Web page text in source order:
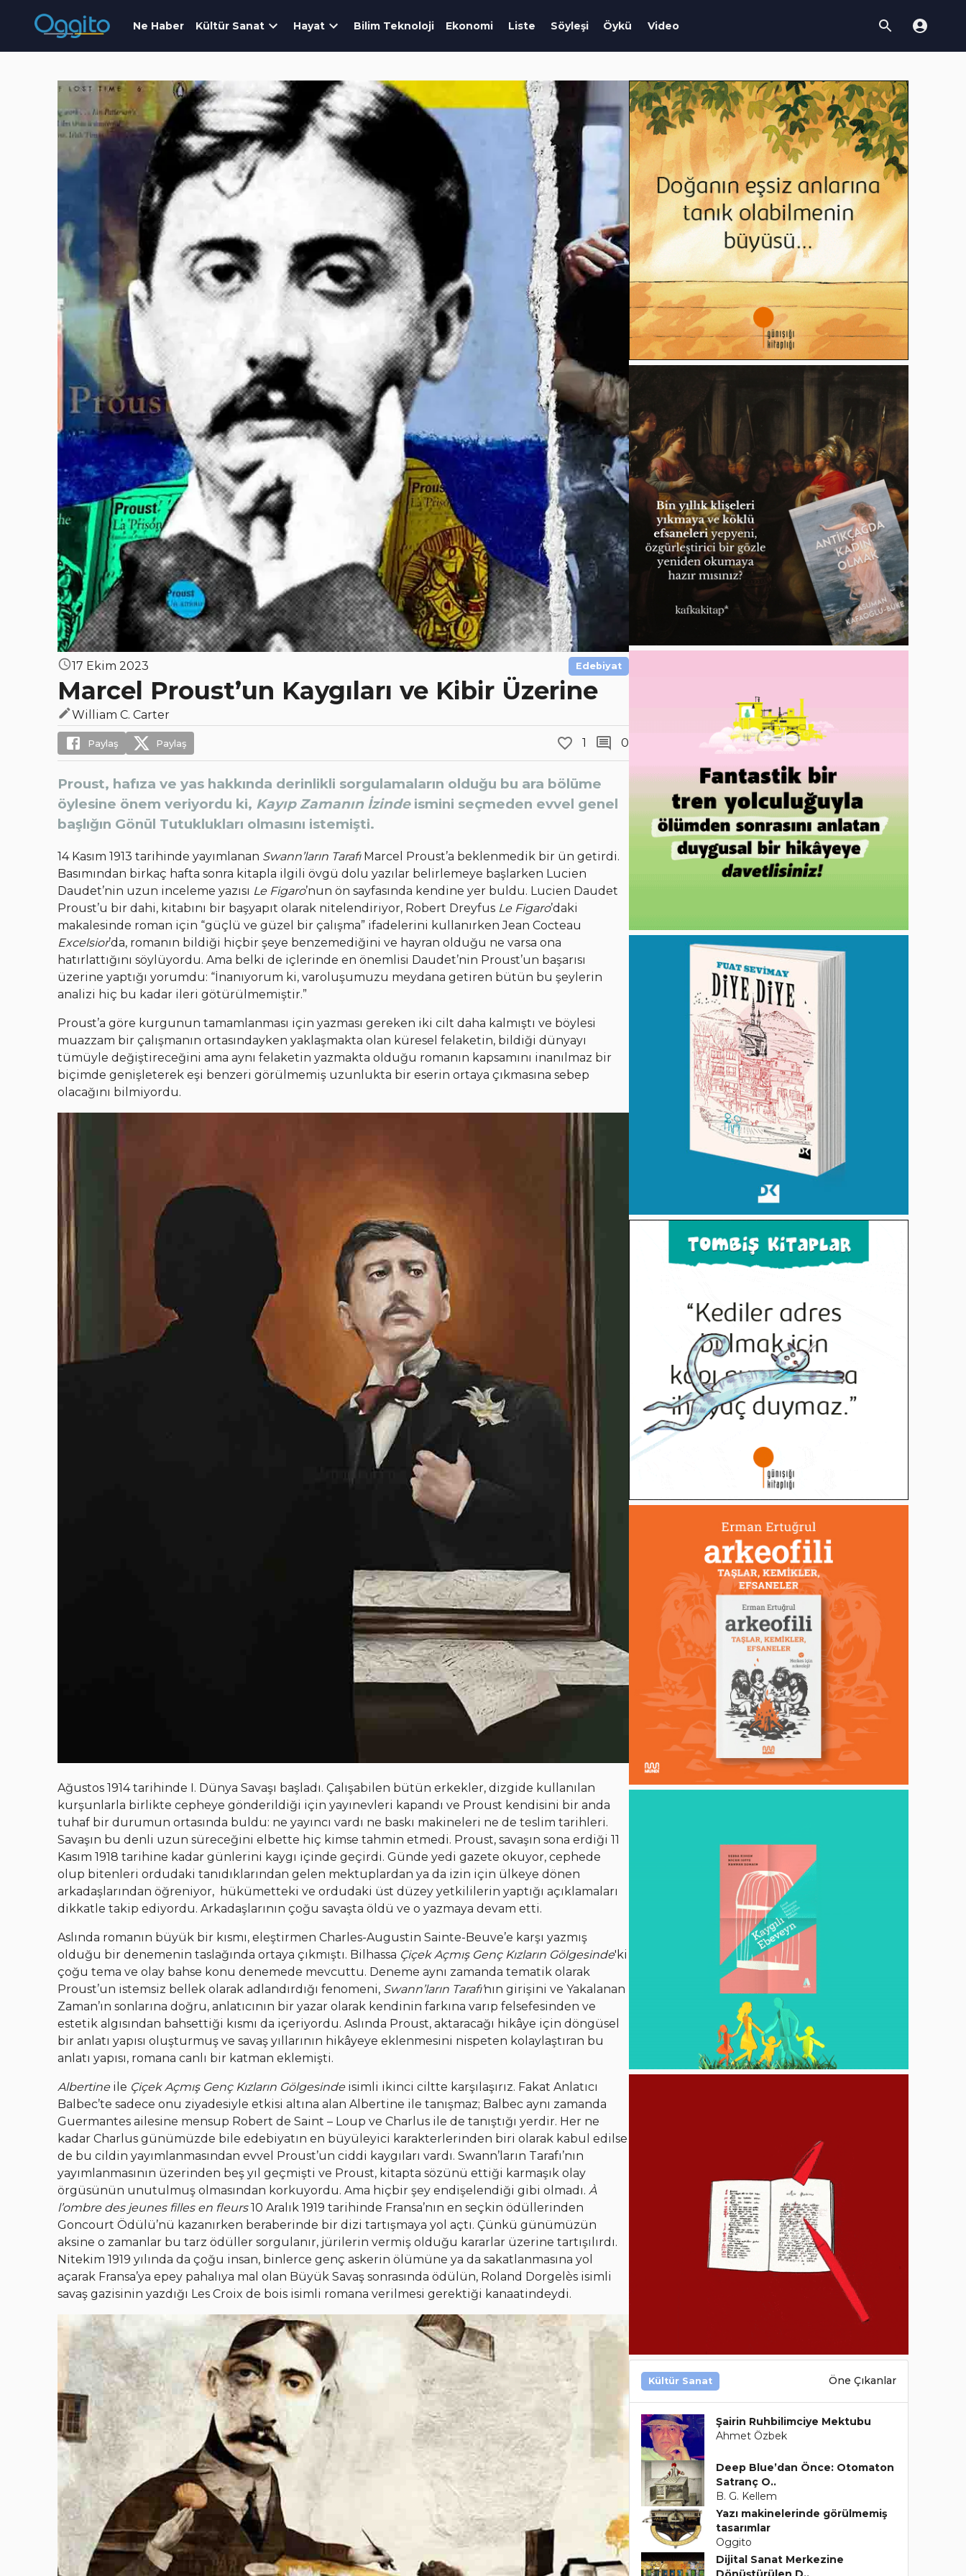
Ne Haber Kültür Sanat Hayat Bilim Teknoloji Ekonomi Liste Söyleşi Öykü Video
17 Ekim 2023 Edebiyat
Marcel Proust’un Kaygıları ve Kibir Üzerine
William C. Carter
Paylaş Paylaş 1 0
Proust, hafıza ve yas hakkında derinlikli sorgulamaların olduğu bu ara bölüme
öylesine önem veriyordu ki, Kayıp Zamanın İzindeismini seçmeden evvel genel
başlığın Gönül Tutuklukları olmasını istemişti.
14 Kasım 1913 tarihinde yayımlanan Swann’ların TarafıMarcel Proust’a beklenmedik bir ün getirdi.
Basımından birkaç hafta sonra kitapla ilgili övgü dolu yazılar belirlemeye başlarken Lucien
Daudet’nin uzun inceleme yazısı Le Figaro’nun ön sayfasında kendine yer buldu. Lucien Daudet
Proust’u bir dahi, kitabını bir başyapıt olarak nitelendiriyor, Robert Dreyfus Le Figaro’daki
makalesinde roman için “güçlü ve güzel bir çalışma” ifadelerini kullanırken Jean Cocteau
Excelsior’da, romanın bildiği hiçbir şeye benzemediğini ve hayran olduğu ne varsa ona
hatırlattığını söylüyordu. Ama belki de içlerinde en önemlisi Daudet’nin Proust’un başarısı
üzerine yaptığı yorumdu: “İnanıyorum ki, varoluşumuzu meydana getiren bütün bu şeylerin
analizi hiç bu kadar ileri götürülmemiştir.”
Proust’a göre kurgunun tamamlanması için yazması gereken iki cilt daha kalmıştı ve böylesi
muazzam bir çalışmanın ortasındayken yaklaşmakta olan küresel felaketin, bildiği dünyayı
tümüyle değiştireceğini ama aynı felaketin yazmakta olduğu romanın kapsamını inanılmaz bir
biçimde genişleterek eşi benzeri görülmemiş uzunlukta bir eserin ortaya çıkmasına sebep
olacağını bilmiyordu.
Ağustos 1914 tarihinde I. Dünya Savaşı başladı. Çalışabilen bütün erkekler, dizgide kullanılan
kurşunlarla birlikte cepheye gönderildiği için yayınevleri kapandı ve Proust kendisini bir anda
tuhaf bir durumun ortasında buldu: ne yayıncı vardı ne baskı makineleri ne de teslim tarihleri.
Savaşın bu denli uzun süreceğini elbette hiç kimse tahmin etmedi. Proust, savaşın sona erdiği 11
Kasım 1918 tarihine kadar günlerini kaygı içinde geçirdi. Günde yedi gazete okuyor, cephede
olup bitenleri ordudaki tanıdıklarından gelen mektuplardan ya da izin için ülkeye dönen
arkadaşlarından öğreniyor, hükümetteki ve ordudaki üst düzey yetkililerin yaptığı açıklamaları
dikkatle takip ediyordu. Arkadaşlarının çoğu savaşta öldü ve o yazmaya devam etti.
Aslında romanın büyük bir kısmı, eleştirmen Charles-Augustin Sainte-Beuve’e karşı yazmış
olduğu bir denemenin taslağında ortaya çıkmıştı. Bilhassa Çiçek Açmış Genç Kızların Gölgesinde'ki
çoğu tema ve olay bahse konu denemede mevcuttu. Deneme aynı zamanda tematik olarak
Proust’un istemsiz bellek olarak adlandırdığı fenomeni, Swann’ların Tarafı’nın girişini ve Yakalanan
Zaman’ın sonlarına doğru, anlatıcının bir yazar olarak kendinin farkına varıp felsefesinden ve
estetik algısından bahsettiği kısmı da içeriyordu. Aslında Proust, aktaracağı hikâye için döngüsel
bir anlatı yapısı oluşturmuş ve savaş yıllarının hikâyeye eklenmesini nispeten kolaylaştıran bu
anlatı yapısı, romana canlı bir katman eklemişti.
Albertine ile Çiçek Açmış Genç Kızların Gölgesindeisimli ikinci ciltte karşılaşırız. Fakat Anlatıcı
Balbec’te sadece onu ziyadesiyle etkisi altına alan Albertine ile tanışmaz; Balbec aynı zamanda
Guermantes ailesine mensup Robert de Saint – Loup ve Charlus ile de tanıştığı yerdir. Her ne
kadar Charlus günümüzde bile edebiyatın en büyüleyici karakterlerinden biri olarak kabul edilse
de bu cildin yayımlanmasından evvel Proust’un ciddi kaygıları vardı. Swann’ların Tarafı’nın
yayımlanmasının üzerinden beş yıl geçmişti ve Proust, kitapta sözünü ettiği karmaşık olay
örgüsünün unutulmuş olmasından korkuyordu. Ama hiçbir şey endişelendiği gibi olmadı. À
l’ombre des jeunes filles en fleurs10 Aralık 1919 tarihinde Fransa’nın en seçkin ödüllerinden
Goncourt Ödülü’nü kazanırken beraberinde bir dizi tartışmaya yol açtı. Çünkü günümüzün
aksine o zamanlar bu tarz ödüller sorgulanır, jürilerin vermiş olduğu kararlar üzerine tartışılırdı.
Nitekim 1919 yılında da çoğu insan, binlerce genç askerin ölümüne ya da sakatlanmasına yol
açarak Fransa’ya epey pahalıya mal olan Büyük Savaş sonrasında ödülün, Roland Dorgelès isimli
savaş gazisinin yazdığı Les Croix de bois isimli romana verilmesi gerektiği kanaatindeydi.
Kültür Sanat Öne Çıkanlar
Şairin Ruhbilimciye Mektubu
Ahmet Özbek
Deep Blue’dan Önce: Otomaton
Satranç O..
B. G. Kellem
Yazı makinelerinde görülmemiş
tasarımlar
Oggito
Dijital Sanat Merkezine